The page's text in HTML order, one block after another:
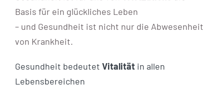
Basis für ein glückliches Leben
– und Gesundheit ist nicht nur die Abwesenheit
von Krankheit.
Gesundheit bedeutet Vitalität in allen
Lebensbereichen